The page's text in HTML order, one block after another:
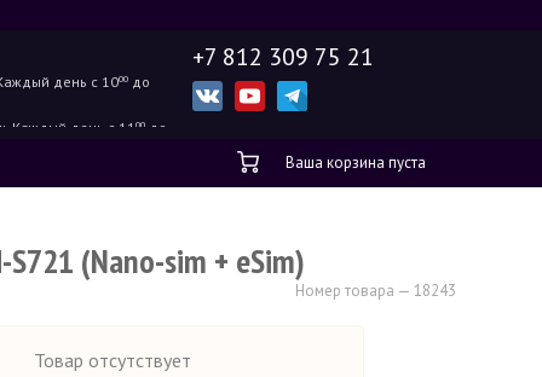
+7 812 309 75 21
день с 1000 до
Каждый день с 11 00 до
Ваша корзина пуста
(Nano-sim + eSim)
Номер товара — 18243
Товар отсутствует